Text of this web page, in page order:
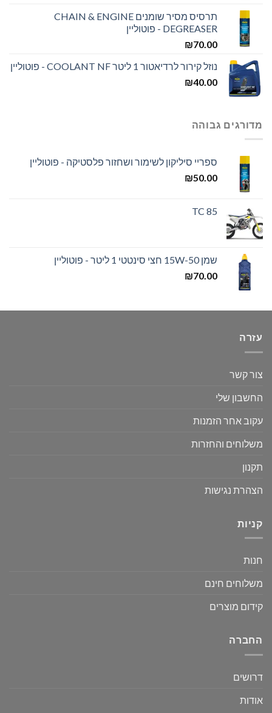
תרסיס מסיר שומנים CHAIN & ENGINE
DEGREASER - פוטוליין
₪70.00
נוזל קירור לרדיאטור 1 ליטר COOLANT NF - פוטוליין
₪40.00
מדורגים גבוהה
ספריי סיליקון לשימור ושחזור פלסטיקה - פוטוליין
₪50.00
TC 85
שמן 15W-50 חצי סינטטי 1 ליטר - פוטוליין
₪70.00
עזרה
צור קשר
החשבון שלי
עקוב אחר הזמנות
משלוחים והחזרות
תקנון
הצהרת נגישות
קניות
חנות
משלוחים חינם
קידום מוצרים
החברה
דרושים
אודות